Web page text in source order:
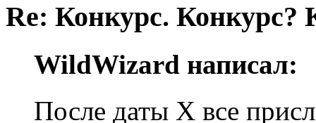
Re: Конкурс. Конкурс?
WildWizard написал:
После даты X все